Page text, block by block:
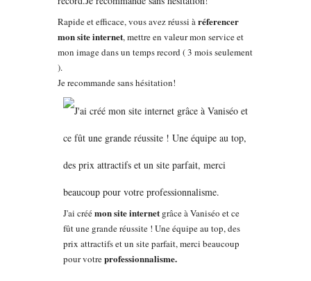
Rapide et efficace, vous avez réussi àréferencer
mon site internet, mettre en valeur mon service et
mon image dans un temps record ( 3 mois seulement
).
Je recommande sans hésitation!
J'ai créémon site internet grâce à Vaniséo et ce
fût une grande réussite ! Une équipe au top, des
prix attractifs et un site parfait, merci beaucoup
pour votreprofessionnalisme.